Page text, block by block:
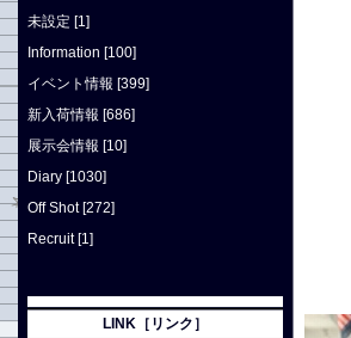
未設定 [1]
Information [100]
イベント情報 [399]
新入荷情報 [686]
展示会情報 [10]
Diary [1030]
Off Shot [272]
Recruit [1]
LINK［リンク］